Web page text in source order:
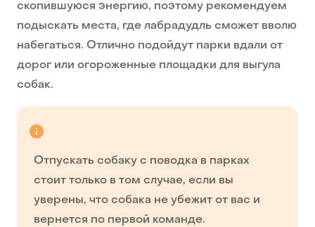
скопившуюся энергию, поэтому рекомендуем
подыскать места, где лабрадудль сможет вволю
набегаться. Отлично подойдут парки вдали от
дорог или огороженные площадки для выгула
собак.
Отпускать собаку с поводка в парках
стоит только в том случае, если вы
уверены, что собака не убежит от вас и
вернется по первой команде.